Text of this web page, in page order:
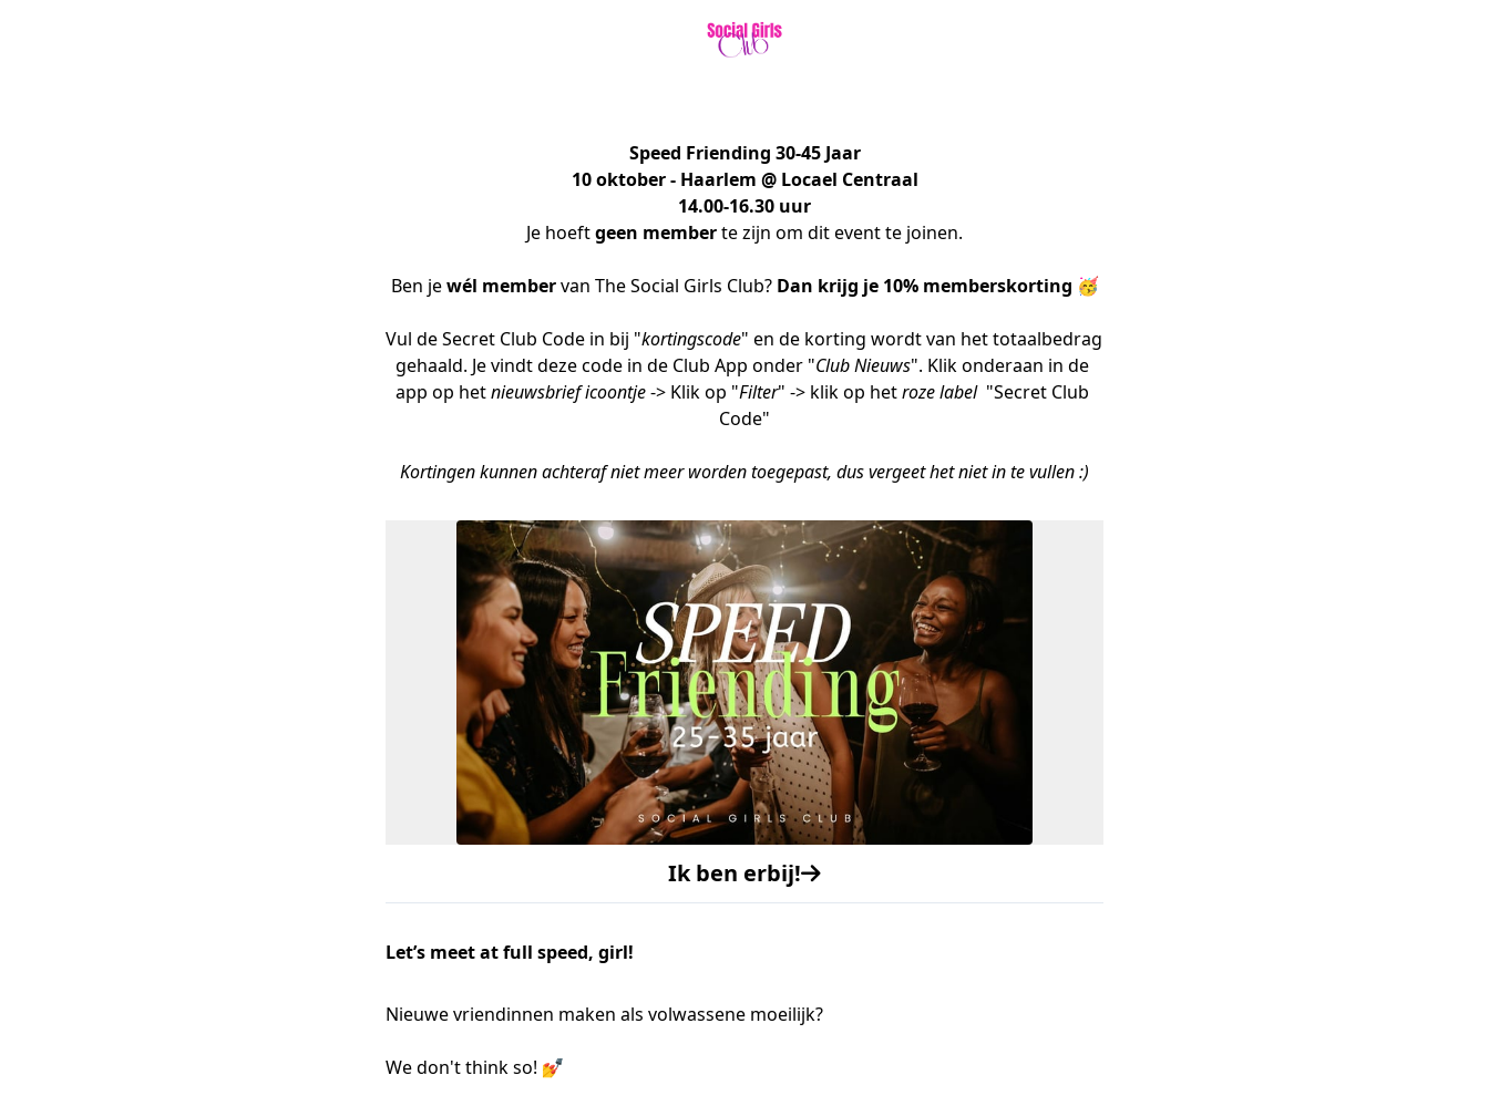
Speed Friending 30-45 Jaar
10 oktober - Haarlem @ Locael Centraal
14.00-16.30 uur
Je hoeft geen member te zijn om dit event te joinen.
Ben je wél member van The Social Girls Club? Dan krijg je 10% memberskorting 🥳
Vul de Secret Club Code in bij "kortingscode" en de korting wordt van het totaalbedrag
gehaald. Je vindt deze code in de Club App onder "Club Nieuws". Klik onderaan in de
app op het nieuwsbrief icoontje -> Klik op "Filter" -> klik op het roze label
  "Secret Club
Code"
Kortingen kunnen achteraf niet meer worden toegepast, dus vergeet het niet in te vullen :)
Ik ben erbij!
Let’s meet at full speed, girl!
Nieuwe vriendinnen maken als volwassene moeilijk?
We don't think so! 💅